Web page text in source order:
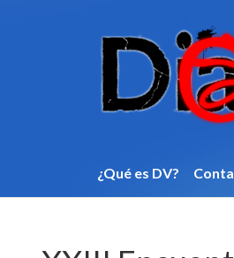
¿Qué es DV?